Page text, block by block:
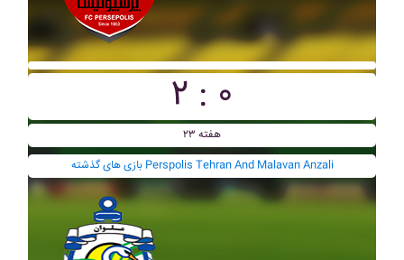
۲ : ۰
هفته ۲۳
بازی های گذشته Perspolis Tehran And Malavan Anzali